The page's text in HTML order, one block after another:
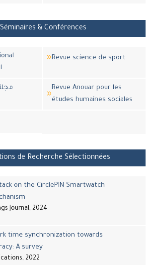
Séminaires & Conférences
Revue science de sport
Revue Anouar pour les
études humaines sociales
de Recherche Sélectionnées
on the CirclePIN Smartwatch
Journal, 2024
time synchronization towards
A survey
2022